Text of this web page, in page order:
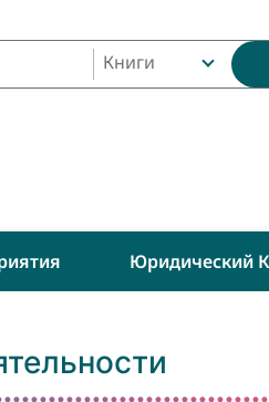
Книги
Юридический